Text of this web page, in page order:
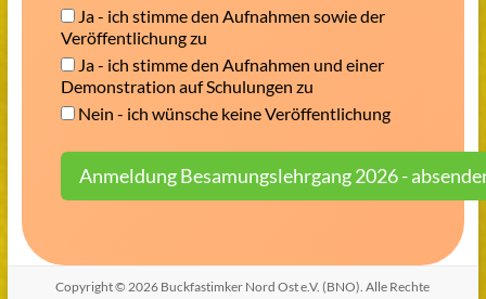
Ja - ich stimme den Aufnahmen sowie der
Veröffentlichung zu
Ja - ich stimme den Aufnahmen und einer
Demonstration auf Schulungen zu
Nein - ich wünsche keine Veröffentlichung
Anmeldung Besamungslehrgang 2026 -
Copyright © 2026 Buckfastimker Nord Ost e.V. (BNO). Alle Rechte